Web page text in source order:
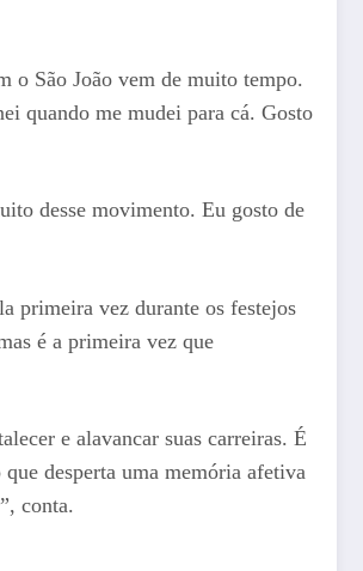
o São João vem de muito tempo.
quando me mudei para cá. Gosto
desse movimento. Eu gosto de
primeira vez durante os festejos
é a primeira vez que
e alavancar suas carreiras. É
desperta uma memória afetiva
conta.